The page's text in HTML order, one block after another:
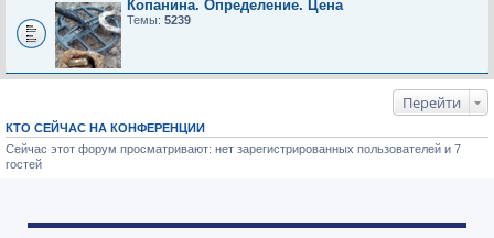
Копанина. Определение. Цена
Темы: 5239
Перейти
КТО СЕЙЧАС НА КОНФЕРЕНЦИИ
Сейчас этот форум просматривают: нет зарегистрированных пользователей и 7
гостей